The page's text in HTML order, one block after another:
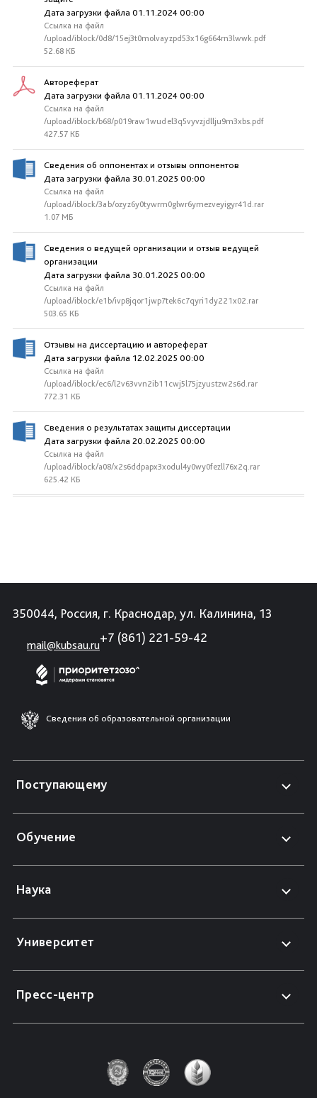
Дата загрузки файла 01.11.2024 00:00
Ссылка на файл
/upload/iblock/0d8/15ej3t0molvayzpd53x16g664rn3lwwk.pdf
52.68 КБ
Автореферат
Дата загрузки файла 01.11.2024 00:00
Ссылка на файл
/upload/iblock/b68/p019raw1wudel3q5vyvzjdllju9m3xbs.pdf
427.57 КБ
Сведения об оппонентах и отзывы оппонентов
Дата загрузки файла 30.01.2025 00:00
Ссылка на файл
/upload/iblock/3ab/ozyz6y0tywrm0glwr6ymezveyigyr41d.rar
1.07 МБ
Сведения о ведущей организации и отзыв ведущей
организации
Дата загрузки файла 30.01.2025 00:00
Ссылка на файл
/upload/iblock/e1b/ivp8jqor1jwp7tek6c7qyri1dy221x02.rar
503.65 КБ
Отзывы на диссертацию и автореферат
Дата загрузки файла 12.02.2025 00:00
Ссылка на файл
/upload/iblock/ec6/l2v63vvn2ib11cwj5l75jzyustzw2s6d.rar
772.31 КБ
Сведения о результатах защиты диссертации
Дата загрузки файла 20.02.2025 00:00
Ссылка на файл
/upload/iblock/a08/x2s6ddpapx3xodul4y0wy0fezll76x2q.rar
625.42 КБ
350044, Россия, г. Краснодар, ул. Калинина, 13
mail@kubsau.ru
+7 (861) 221-59-42
Сведения об образовательной организации
Поступающему
Обучение
Наука
Университет
Пресс-центр